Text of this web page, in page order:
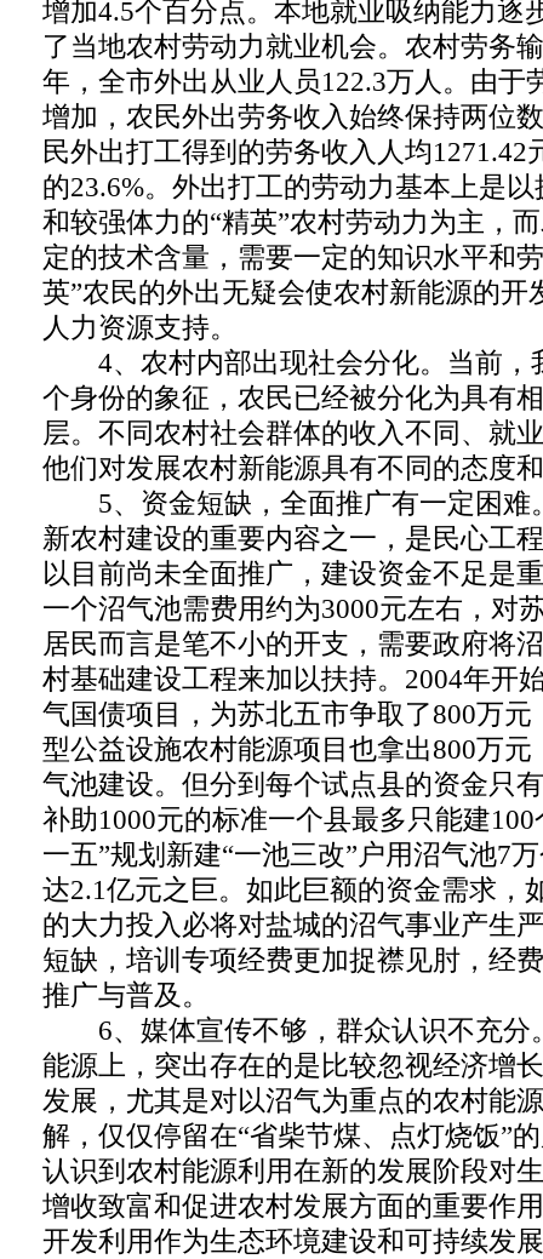
增加4.5个百分点。本地就业吸纳能力逐
了当地农村劳动力就业机会。农村劳务
年，全市外出从业人员122.3万人。由于
增加，农民外出劳务收入始终保持两位
民外出打工得到的劳务收入人均1271.42
的23.6%。外出打工的劳动力基本上是
和较强体力的“精英”农村劳动力为主，
定的技术含量，需要一定的知识水平和
英”农民的外出无疑会使农村新能源的开
人力资源支持。
4、农村内部出现社会分化。当前，
个身份的象征，农民已经被分化为具有
层。不同农村社会群体的收入不同、就
他们对发展农村新能源具有不同的态度
5、资金短缺，全面推广有一定困难
新农村建设的重要内容之一，是民心工
以目前尚未全面推广，建设资金不足是
一个沼气池需费用约为3000元左右，对
居民而言是笔不小的开支，需要政府将
村基础建设工程来加以扶持。2004年开
气国债项目，为苏北五市争取了800万
型公益设施农村能源项目也拿出800万
气池建设。但分到每个试点县的资金只
补助1000元的标准一个县最多只能建
一五”规划新建“一池三改”户用沼气池7
达2.1亿元之巨。如此巨额的资金需求，
的大力投入必将对盐城的沼气事业产生
短缺，培训专项经费更加捉襟见肘，经
推广与普及。
6、媒体宣传不够，群众认识不充分
能源上，突出存在的是比较忽视经济增
发展，尤其是对以沼气为重点的农村能
解，仅仅停留在“省柴节煤、点灯烧饭”
认识到农村能源利用在新的发展阶段对
增收致富和促进农村发展方面的重要作
开发利用作为生态环境建设和可持续发